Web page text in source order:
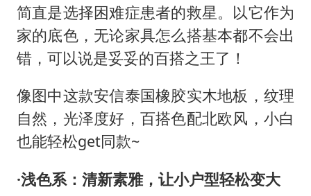
简直是选择困难症患者的救星。以它作为
家的底色，无论家具怎么搭基本都不会出
错，可以说是妥妥的百搭之王了！
像图中这款安信泰国橡胶实木地板，纹理
自然，光泽度好，百搭色配北欧风，小白
也能轻松get同款~
·浅色系：清新素雅，让小户型轻松变大